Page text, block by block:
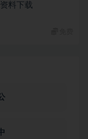
料下载